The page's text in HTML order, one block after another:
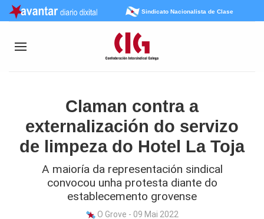
Sindicato Nacionalista de Clase
Claman contra a
externalización do servizo
de limpeza do Hotel La Toja
A maioría da representación sindical
convocou unha protesta diante do
establecemento grovense
O Grove - 09 Mai 2022